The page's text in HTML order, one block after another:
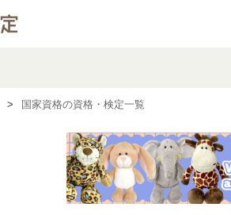
国家資格の資格・検定一覧